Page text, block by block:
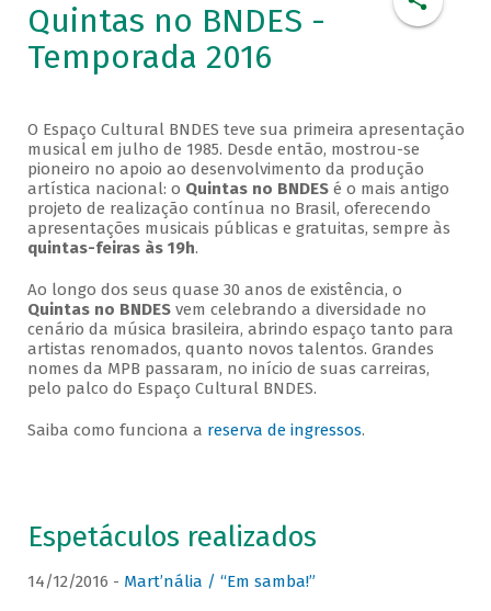
Quintas no BNDES -
Temporada 2016
O Espaço Cultural BNDES teve sua primeira apresentação
musical em julho de 1985. Desde então, mostrou-se
pioneiro no apoio ao desenvolvimento da produção
artística nacional: o Quintas no BNDESé o mais antigo
projeto de realização contínua no Brasil, oferecendo
apresentações musicais públicas e gratuitas, sempre às
quintas-feiras às 19h.
Ao longo dos seus quase 30 anos de existência, o
Quintas no BNDESvem celebrando a diversidade no
cenário da música brasileira, abrindo espaço tanto para
artistas renomados, quanto novos talentos. Grandes
nomes da MPB passaram, no início de suas carreiras,
pelo palco do Espaço Cultural BNDES.
Saiba como funciona a reserva de ingressos.
Espetáculos realizados
14/12/2016 - Mart’nália / “Em samba!”